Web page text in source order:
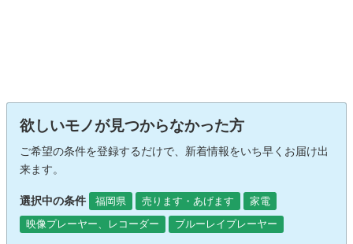
欲しいモノが見つからなかった方
ご希望の条件を登録するだけで、新着情報をいち早くお届け出
来ます。
選択中の条件 福岡県 売ります・あげます
家電
映像プレーヤー、レコーダー
ブルーレイプレーヤー